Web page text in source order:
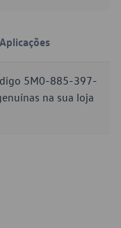
Aplicações
5M0-885-397-
na sua loja